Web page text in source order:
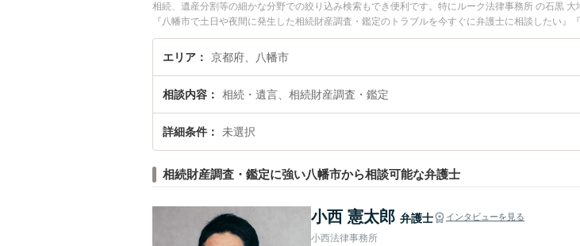
相続、遺産分割等の細かな分野での絞り込み検索もでき便利です。特にルーク法律事務所 の石黒
『八幡市で土日や夜間に発生した相続財産調査・鑑定のトラブルを今すぐに弁護士に相談したい
『初回相談無料で相続財産調査・鑑定を法律相談できる八幡市内の弁護士に相談予約したい』など
エリア 京都府、八幡市
相談内容 相続・遺言、相続財産調査・鑑定
詳細条件 未選択
相続財産調査・鑑定に強い八幡市から相談可能な弁護士
小西 憲太郎 弁護士 インタビューを見る
小西法律事務所